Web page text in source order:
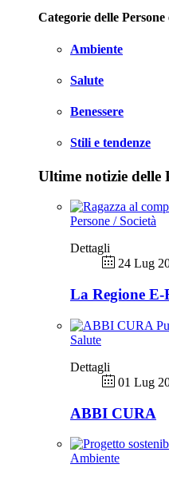
Categorie delle Persone
Ambiente
Salute
Benessere
Stili e tendenze
Ultime notizie delle
Persone / Società
Dettagli
24 Lug
La Regione
Salute
Dettagli
01 Lug
ABBI CURA
Ambiente